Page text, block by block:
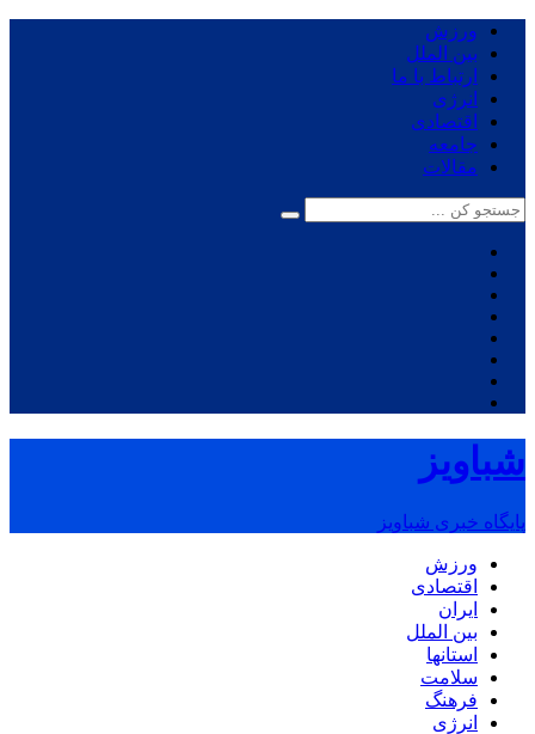
ورزش
بین الملل
ارتباط با ما
انرژی
اقتصادی
جامعه
مقالات
شباویز
پایگاه خبری شباویز
ورزش
اقتصادی
ایران
بین الملل
استانها
سلامت
فرهنگ
انرژی